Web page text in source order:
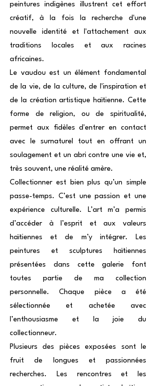
peintures indigènes illustrent cet effort
créatif, à la fois la recherche d'une
nouvelle identité et l'attachement aux
traditions locales et aux racines
africaines.
Le vaudou est un élément fondamental
de la vie, de la culture, de l'inspiration et
de la création artistique haïtienne. Cette
forme de religion, ou de spiritualité,
permet aux fidèles d'entrer en contact
avec le surnaturel tout en offrant un
soulagement et un abri contre une vie et,
très souvent, une réalité amère.
Collectionner est bien plus qu’un simple
passe-temps. C’est une passion et une
expérience culturelle. L’art m’a permis
d’accéder à l’esprit et aux valeurs
haïtiennes et de m’y intégrer. Les
peintures et sculptures haïtiennes
présentées dans cette galerie font
toutes partie de ma collection
personnelle. Chaque pièce a été
sélectionnée et achetée avec
l’enthousiasme et la joie du
collectionneur.
Plusieurs des pièces exposées sont le
fruit de longues et passionnées
recherches. Les rencontres et les